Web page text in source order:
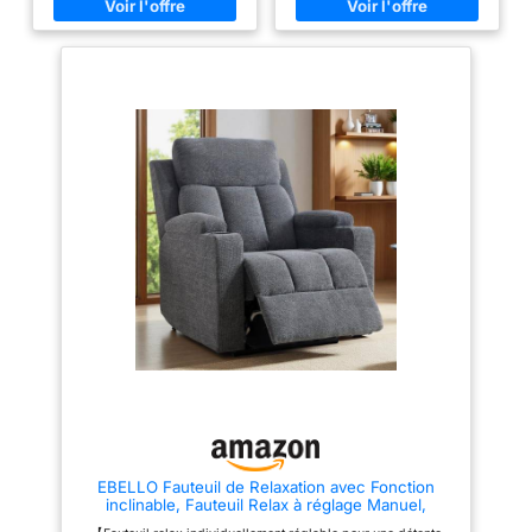
pouvez y passer du
temps libre.
de détente. Salon, bureau,
chambre... Repos, film, café,
fauteuil inclinable dispose
d’une structure résistante à la
compression. Assise de haute
densité : Rembourré de mousse
épaisse, soutenu par des
ressorts élastiques, ce fauteuil
de salon offre un soutien
confortable, apportant une
expérience d'assise
merveilleuse. Accoudoir
mœlleux : 9 cm de large, les
accoudoirs du fauteuil de
relaxation sont bien rembourrés.
Vous pouvez y poser les mains
confortablement.
dorsales et améliorer votre
circulation sanguine, équipé
Profitez d'un confort
personnalisé grâce au dossier
inclinable électriquement
jusqu'à 145° et au repose-pieds
réglable. Cette conception
ergonomique vous permet
d'adapter parfaitement votre
position selon vos préférences
de relaxation. QUALITÉ DE
CONCEPTION ET DE
FABRICATION : Bénéficiez d'une
structure en acier haute
résistance garantissant stabilité
et durabilité. Le revêtement
premium offre un toucher
INTÉGRÉ : Profitez d'une poche
latérale astucieusement intégrée
EBELLO Fauteuil de Relaxation avec Fonction
inclinable, Fauteuil Relax à réglage Manuel,
Fauteuil TV avec Porte-gobelet, Fauteuil inclinable